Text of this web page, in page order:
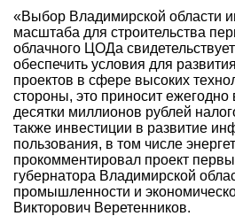
«Выбор Владимирской области
масштаба для строительства
облачного ЦОДа
обеспечить условия для
проектов в сфере высоких
стороны, это приносит ежегодно
десятки миллионов рублей
также инвестиции в развитие
пользования, в том числе
прокомментировал проект
губернатора Владимирской
промышленности и
Викторович Веретенников.